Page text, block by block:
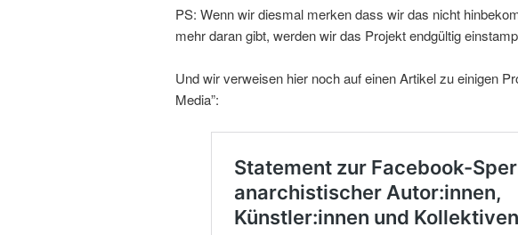
PS: Wenn wir diesmal merken dass wir das nicht
mehr daran gibt, werden wir das Projekt endgültig
Und wir verweisen hier noch auf einen Artikel zu einigen
Media”: